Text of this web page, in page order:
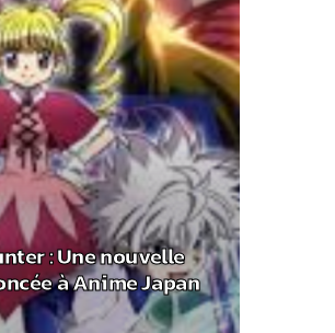
: Une nouvelle
à Anime Japan